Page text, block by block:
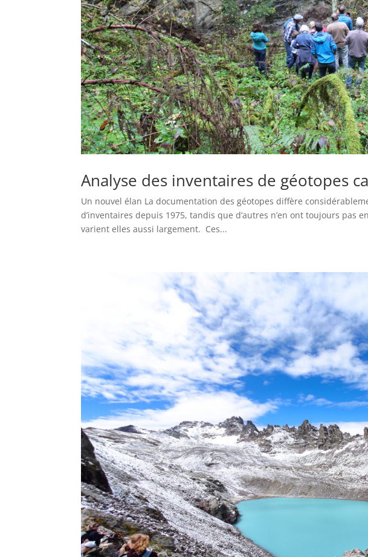
Analyse des inventaires de géotopes
Un nouvel élan La documentation des géotopes diffère
d’inventaires depuis 1975, tandis que d’autres n’en ont toujours pas
varient elles aussi largement. Ces...